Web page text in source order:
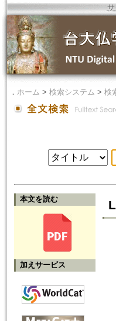
． ホーム > 検索システム > 検
本文を読む
加えサービス